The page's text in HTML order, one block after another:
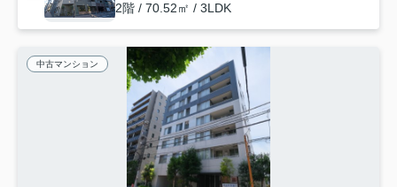
2階 / 70.52㎡ / 3LDK
中古マンション